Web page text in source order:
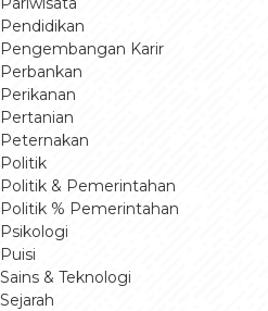
Pendidikan
Pengembangan Karir
Perbankan
Perikanan
Pertanian
Peternakan
Politik
Politik & Pemerintahan
Politik % Pemerintahan
Psikologi
Puisi
Sains & Teknologi
Sejarah